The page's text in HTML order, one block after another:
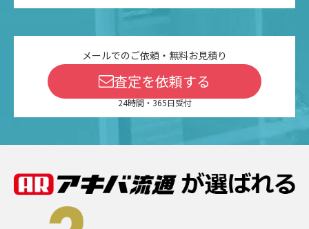
MacBook Neo 13インチ
MHFG4J/A
円
MacBook Neo 13インチ
Liquid Retinaディスプレイ
MHFE4J/A
112,000
MHFJ4J/A
円
MacBook Air 13.6インチ
メールでのご依頼・無料お見積り
査定を依頼する
24時間・365日受付